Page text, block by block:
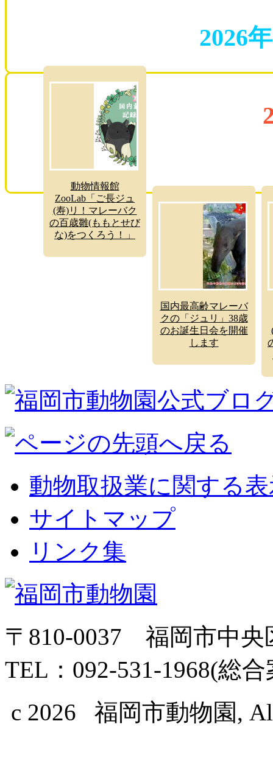
2026
動物情報館
ZooLab「ご長ジュ
(寿)リ！マレーバク
の百歳雛(ももとせび
な)をつくろう！」
国内最高齢マレーバ
クの「ジュリ」38歳
のお誕生日会を開催
します
動物取扱業に関する
サイトマップ
リンク集
〒810-0037 福岡市中央
TEL：092-531-1968(総
c 2026 福岡市動物園,